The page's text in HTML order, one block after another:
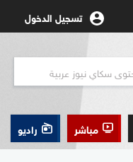
تسجيل الدخول
مباشر راديو